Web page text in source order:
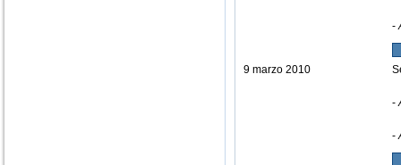
-
9 marzo 2010
-
-